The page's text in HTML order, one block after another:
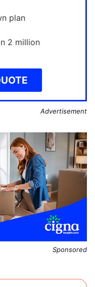
plan
2 million
Advertisement
Sponsored